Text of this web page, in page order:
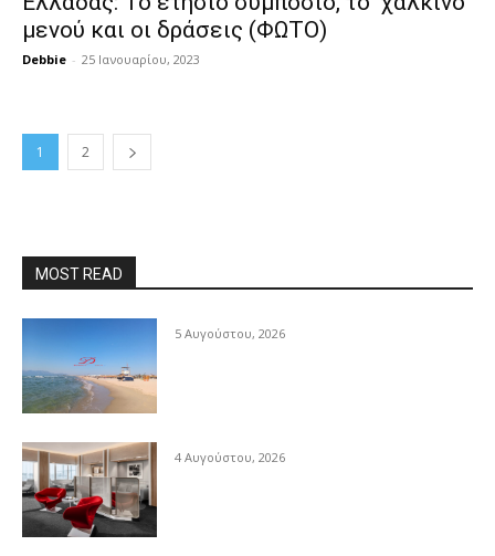
μενού και οι δράσεις (ΦΩΤΟ)
Debbie - 25 Ιανουαρίου, 2023
1 2
MOST READ
5 Αυγούστου, 2026
4 Αυγούστου, 2026